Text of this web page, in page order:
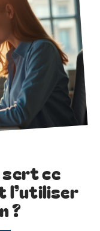
sert ce
l’utiliser
?